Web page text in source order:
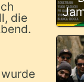
die